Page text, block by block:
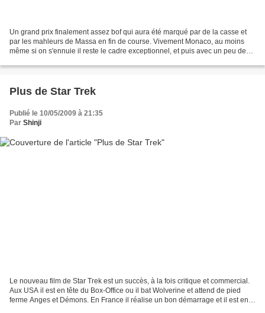
Un grand prix finalement assez bof qui aura été marqué par de la casse et
par les mahleurs de Massa en fin de course. Vivement Monaco, au moins
même si on s'ennuie il reste le cadre exceptionnel, et puis avec un peu de
Plus de Star Trek
Publié le 10/05/2009 à 21:35
Par Shinji
Le nouveau film de Star Trek est un succès, à la fois critique et commercial.
Aux USA il est en tête du Box-Office ou il bat Wolverine et attend de pied
ferme Anges et Démons. En France il réalise un bon démarrage et il est en